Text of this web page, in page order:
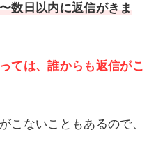
数日以内に返信がきま
ては、誰からも返信がこ
こないこともあるので、